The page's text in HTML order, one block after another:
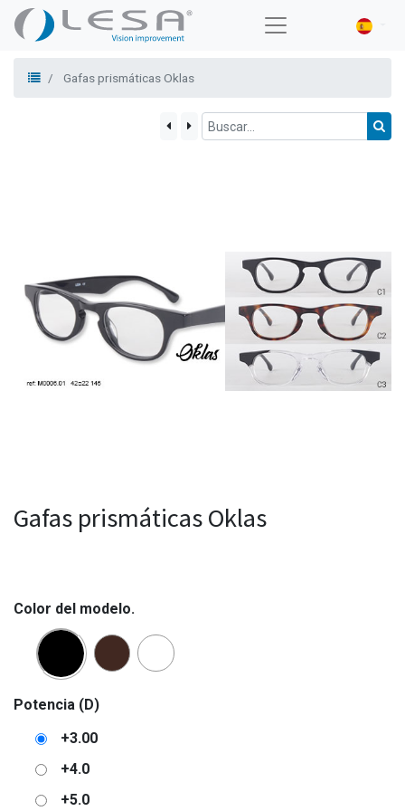
Gafas prismáticas Oklas
Gafas prismáticas Oklas
Color del modelo.
Potencia (D)
+3.00
+4.0
+5.0